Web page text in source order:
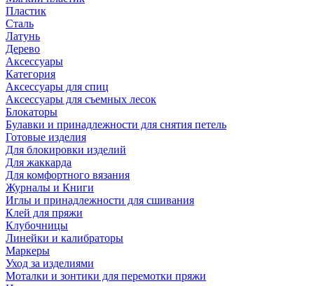
Пластик
Сталь
Латунь
Дерево
Аксессуары
Категория
Аксессуары для спиц
Аксессуары для съемных лесок
Блокаторы
Булавки и принадлежности для снятия петель
Готовые изделия
Для блокировки изделий
Для жаккарда
Для комфортного вязания
Журналы и Книги
Иглы и принадлежности для сшивания
Клей для пряжи
Клубочницы
Линейки и калибраторы
Маркеры
Уход за изделиями
Моталки и зонтики для перемотки пряжи